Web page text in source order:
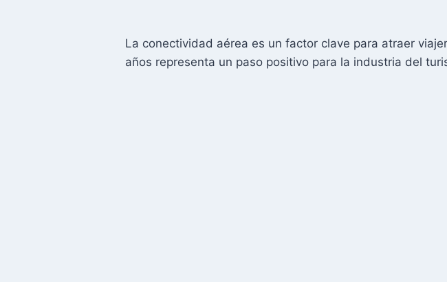
La conectividad aérea es un factor clave para atraer
años representa un paso positivo para la industria del